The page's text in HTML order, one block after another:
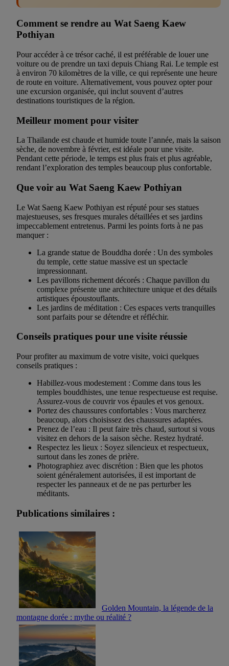
Comment se rendre au Wat Saeng Kaew
Pothiyan
Pour accéder à ce trésor caché, il est préférable de louer une
voiture ou de prendre un taxi depuis Chiang Rai. Le temple est
à environ 70 kilomètres de la ville, ce qui représente une heure
de route en voiture. Alternativement, vous pouvez opter pour
une excursion organisée, qui inclut souvent d’autres
destinations touristiques de la région.
Meilleur moment pour visiter
La Thaïlande est chaude et humide toute l’année, mais la saison
sèche, de novembre à février, est idéale pour une visite.
Pendant cette période, le temps est plus frais et plus agréable,
rendant l’exploration des temples beaucoup plus confortable.
Que voir au Wat Saeng Kaew Pothiyan
Le Wat Saeng Kaew Pothiyan est réputé pour ses statues
majestueuses, ses fresques murales détaillées et ses jardins
impeccablement entretenus. Parmi les points forts à ne pas
manquer :
La grande statue de Bouddha dorée : Un des symboles
du temple, cette statue massive est un spectacle
impressionnant.
Les pavillons richement décorés : Chaque pavillon du
complexe présente une architecture unique et des détails
artistiques époustouflants.
Les jardins de méditation : Ces espaces verts tranquilles
sont parfaits pour se détendre et réfléchir.
Conseils pratiques pour une visite réussie
Pour profiter au maximum de votre visite, voici quelques
conseils pratiques :
Habillez-vous modestement : Comme dans tous les
temples bouddhistes, une tenue respectueuse est requise.
Assurez-vous de couvrir vos épaules et vos genoux.
Portez des chaussures confortables : Vous marcherez
beaucoup, alors choisissez des chaussures adaptées.
Prenez de l’eau : Il peut faire très chaud, surtout si vous
visitez en dehors de la saison sèche. Restez hydraté.
Respectez les lieux : Soyez silencieux et respectueux,
surtout dans les zones de prière.
Photographiez avec discrétion : Bien que les photos
soient généralement autorisées, il est important de
respecter les panneaux et de ne pas perturber les
méditants.
Publications similaires :
Golden Mountain, la légende de la
montagne dorée : mythe ou réalité ?